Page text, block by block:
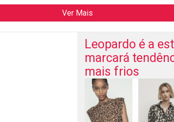
Ver Mais
Leopardo é a
marcará
mais frios